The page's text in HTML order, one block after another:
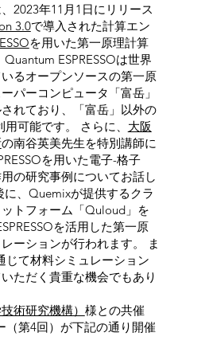
2023年11月1日にリリース
3.0で導入された計算エン
を用いた第一原理計算
ESPRESSOは世界
るオープンソースの第一原
パーコンピュータ「富岳」
れており、「富岳」以外の
可能です。 さらに、 大阪
の南谷英美先生を特別講師に
を用いた電子-格子
用の研究事例についてお話し
に、Quemixが提供するクラ
トフォーム「Quloud」を
を活用した第一原
ーションが行われます。 ま
じて材料シミュレーション
ただく貴重な機会でもあり
術研究機構） 様との共催
（第4回）が下記の通り開催